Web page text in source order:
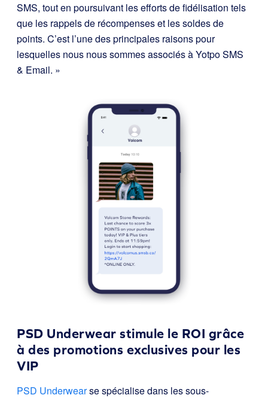
SMS, tout en poursuivant les efforts de fidélisation tels
que les rappels de récompenses et les soldes de
points. C’est l’une des principales raisons pour
lesquelles nous nous sommes associés à Yotpo SMS
& Email. »
PSD Underwear stimule le ROI grâce
à des promotions exclusives pour les
VIP
PSD Underwearse spécialise dans les sous-